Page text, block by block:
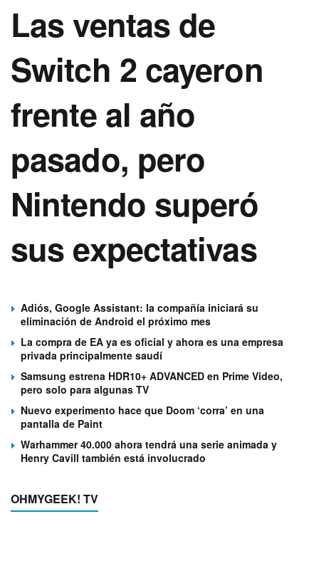
Las ventas de
Switch 2 cayeron
frente al año
pasado, pero
Nintendo superó
sus expectativas
Adiós, Google Assistant: la compañía iniciará su
eliminación de Android el próximo mes
La compra de EA ya es oficial y ahora es una empresa
privada principalmente saudí
Samsung estrena HDR10+ ADVANCED en Prime Video,
pero solo para algunas TV
Nuevo experimento hace que Doom ‘corra’ en una
pantalla de Paint
Warhammer 40.000 ahora tendrá una serie animada y
Henry Cavill también está involucrado
OHMYGEEK! TV